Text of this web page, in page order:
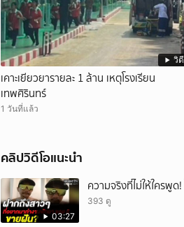
วิ
เคาะเยียวยารายละ 1 ล้าน เหตุโรงเรียน
เทพศิรินทร์
1 วันที่แล้ว
คลิปวิดีโอแนะนำ
03:27
ความจริงที่ไม่ให้ใครพู
393 ดู